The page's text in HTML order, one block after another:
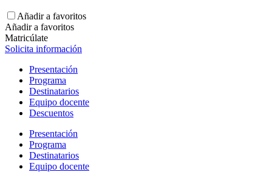
Añadir a favoritos
Añadir a favoritos
Matricúlate
Solicita información
Presentación
Programa
Destinatarios
Equipo docente
Descuentos
Presentación
Programa
Destinatarios
Equipo docente